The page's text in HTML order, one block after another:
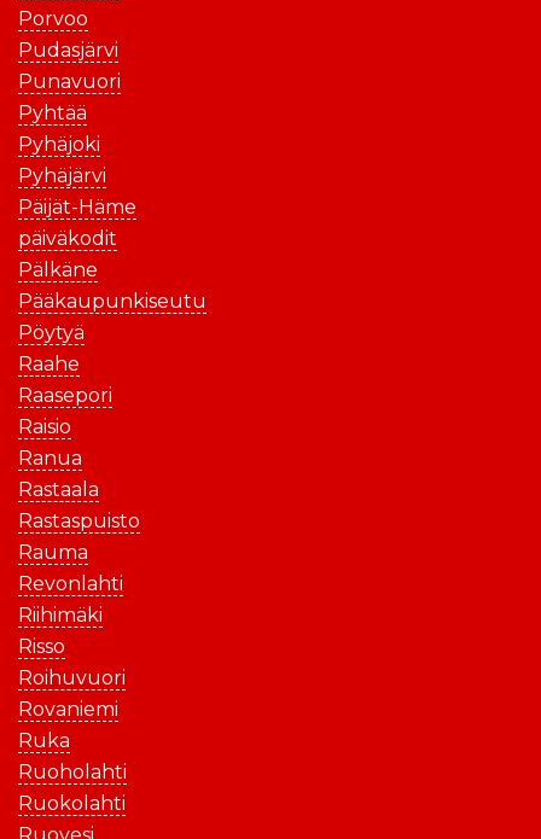
Porvoo
Pudasjärvi
Punavuori
Pyhtää
Pyhäjoki
Pyhäjärvi
Päijät-Häme
päiväkodit
Pälkäne
Pääkaupunkiseutu
Pöytyä
Raahe
Raasepori
Raisio
Ranua
Rastaala
Rastaspuisto
Rauma
Revonlahti
Riihimäki
Risso
Roihuvuori
Rovaniemi
Ruka
Ruoholahti
Ruokolahti
Ruovesi